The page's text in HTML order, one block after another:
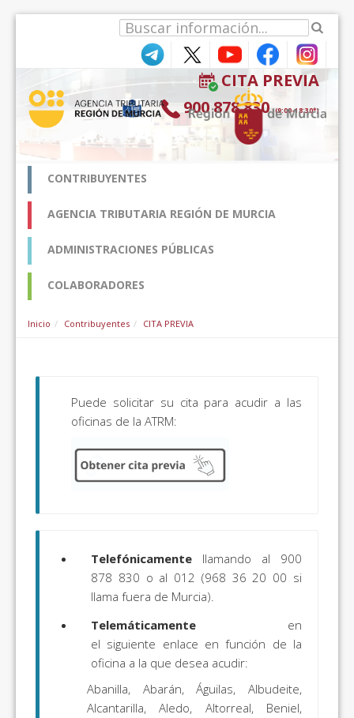
CITA PREVIA
900 878 830 (9:00-18:30*)
CONTRIBUYENTES
AGENCIA TRIBUTARIA REGIÓN DE MURCIA
ADMINISTRACIONES PÚBLICAS
COLABORADORES
Inicio Contribuyentes CITA PREVIA
Puede solicitar su cita para acudir a las
oficinas de la ATRM:
Telefónicamente llamando al 900
878 830 o al 012 (968 36 20 00 si
llama fuera de Murcia).
Telemáticamente en
el siguiente enlace en función de la
oficina a la que desea acudir:
Abanilla, Abarán, Águilas, Albudeite,
Alcantarilla, Aledo, Altorreal, Beniel,